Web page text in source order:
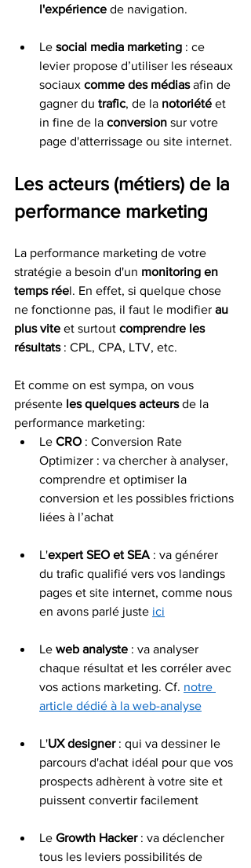
l'expérience de navigation.
Le social media marketing : ce
levier propose d’utiliser les réseaux
sociaux comme des médias afin de
gagner du trafic, de la notoriété et
in fine de la conversion sur votre
page d'atterrissage ou site internet.
Les acteurs (métiers) de la
performance marketing
La performance marketing de votre
stratégie a besoin d'un monitoring en
temps réel. En effet, si quelque chose
ne fonctionne pas, il faut le modifier au
plus vite et surtout comprendre les
résultats : CPL, CPA, LTV, etc.
Et comme on est sympa, on vous
présente les quelques acteurs de la
performance marketing:
Le CRO : Conversion Rate
Optimizer : va chercher à analyser,
comprendre et optimiser la
conversion et les possibles frictions
liées à l’achat
L'expert SEO et SEA : va générer
du trafic qualifié vers vos landings
pages et site internet, comme nous
en avons parlé juste ici
Le web analyste : va analyser
chaque résultat et les corréler avec
vos actions marketing. Cf. notre
article dédié à la web-analyse
L'UX designer : qui va dessiner le
parcours d'achat idéal pour que vos
prospects adhèrent à votre site et
puissent convertir facilement
Le Growth Hacker : va déclencher
tous les leviers possibilités de